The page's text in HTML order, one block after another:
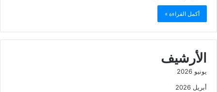
أكمل القراءة »
الأرشيف
يونيو 2026
أبريل 2026